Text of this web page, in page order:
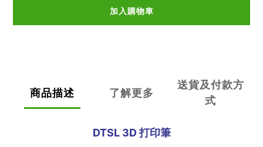
加入購物車
商品描述 了解更多
送貨及付款方
式
DTSL 3D打印筆